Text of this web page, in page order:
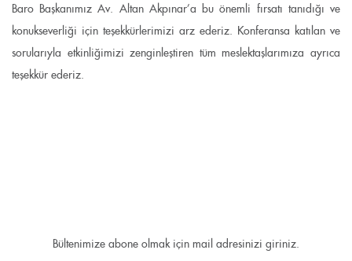
Baro Başkanımız Av. Altan Akpınar’a bu önemli fırsatı tanıdığı ve
konukseverliği için teşekkürlerimizi arz ederiz. Konferansa katılan ve
sorularıyla etkinliğimizi zenginleştiren tüm meslektaşlarımıza ayrıca
teşekkür ederiz.
Bültenimize abone olmak için mail adresinizi giriniz.